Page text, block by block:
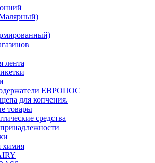
лента
ЕВРОПОС
для копчения.
товары
средства
химия